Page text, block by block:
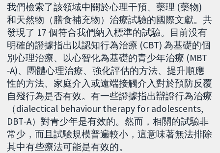
我們檢索了該領域中關於心理干預、藥理 (藥物)
和天然物（膳食補充物）治療試驗的國際文獻。共
發現了 17 個符合我們納入標準的試驗。目前没有
明確的證據指出以認知行為治療 (CBT) 為基礎的個
別心理治療、以心智化為基礎的青少年治療 (MBT
‐A)、團體心理治療、強化評估的方法、提升順應
性的方法、家庭介入或遠端接觸介入對於預防反覆
自殘行為是否有效。有一些證據指出辯證行為治療
（dialectical behaviour therapy for adolescents,
DBT‐A）對青少年是有效的。然而，相關的試驗非
常少，而且試驗規模普遍較小，這意味著無法排除
其中有些療法可能是有效的。